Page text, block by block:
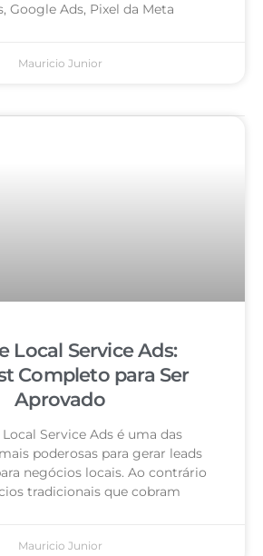
Google Ads, Pixel da Meta
Mauricio Junior
Local Service Ads:
Completo para Ser
Aprovado
Service Ads é uma das
poderosas para gerar leads
negócios locais. Ao contrário
tradicionais que cobram
Mauricio Junior